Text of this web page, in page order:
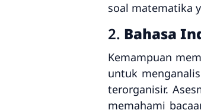
soal matematika
2. Bahasa
Kemampuan
untuk
terorganisir.
memahami